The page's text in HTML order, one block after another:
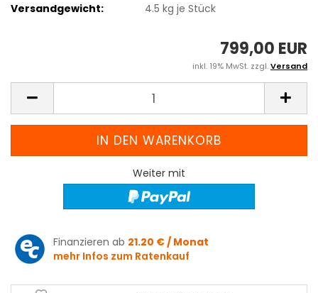
Versandgewicht: 4.5 kg je Stück
799,00 EUR
inkl. 19% MwSt. zzgl.Versand
Weiter mit
Finanzieren ab 21.20 € / Monat
mehr Infos zum Ratenkauf